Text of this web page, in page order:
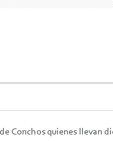
Conchos quienes llevan